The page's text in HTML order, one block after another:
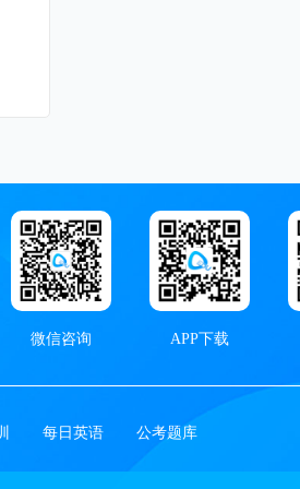
微信咨询 APP下载
每日英语 公考题库